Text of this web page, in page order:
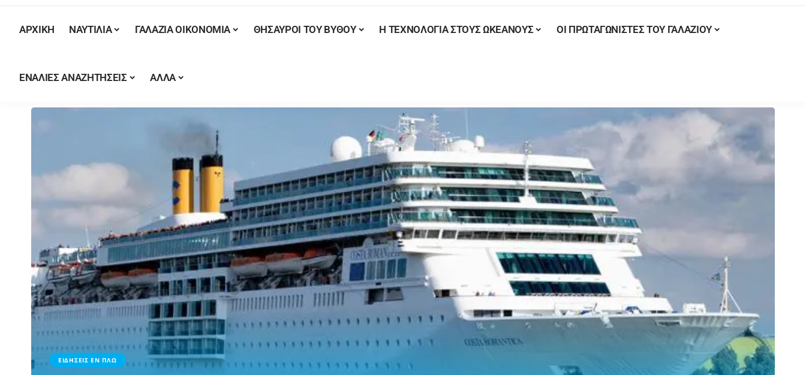
ΑΡΧΙΚΗ ΝΑΥΤΙΛΙΑ ΓΑΛΑΖΙΑ ΟΙΚΟΝΟΜΙΑ ΘΗΣΑΥΡΟΙ ΤΟΥ ΒΥΘΟΥ Η ΤΕΧΝΟΛΟΓΙΑ ΣΤΟΥΣ ΩΚΕΑΝΟΥΣ ΟΙ ΠΡΩΤΑΓΩΝΙΣΤΕΣ ΤΟΥ ΓΑΛΑΖΙΟΥ
ΕΝΑΛΙΕΣ ΑΝΑΖΗΤΗΣΕΙΣ ΑΛΛΑ
ΕΙΔΗΣΕΙΣ ΕΝ ΠΛΩ